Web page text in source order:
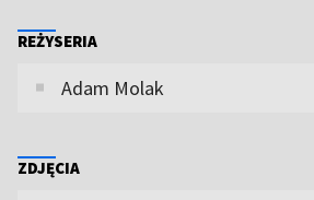
REŻYSERIA
Adam Molak
ZDJĘCIA